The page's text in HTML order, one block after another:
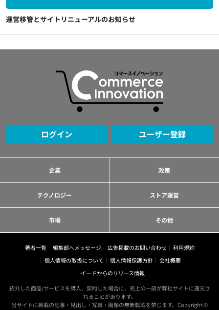
運営移管とサイトリニューアルのお知らせ
ログイン ユーザー登録
企業 政策
テクノロジー ストア運営
市場 その他
著者一覧 編集部へメッセージ 広告掲載のお問い合わせ
利用規約
個人情報の取扱について
個人情報保護方針
会社概要
イードからのリリース情報
紹介した商品/サービスを購入、契約した場合に、売上の一部が弊社サイトに還元さ
れることがあります。
当サイトに掲載の記事・見出し・写真・画像の無断転載を禁じます。Copyright ©